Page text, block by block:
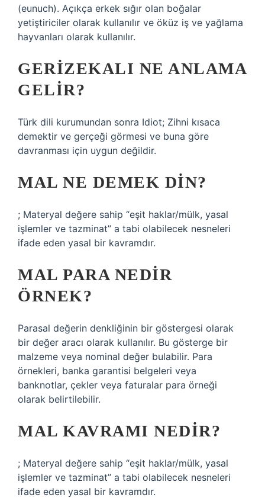
(eunuch). Açıkça erkek sığır olan boğalar
yetiştiriciler olarak kullanılır ve öküz iş ve yağlama
hayvanları olarak kullanılır.
GERIZEKALI NE ANLAMA
GELIR?
Türk dili kurumundan sonra Idiot; Zihni kısaca
demektir ve gerçeği görmesi ve buna göre
davranması için uygun değildir.
MAL NE DEMEK DIN?
; Materyal değere sahip “eşit haklar/mülk, yasal
işlemler ve tazminat” a tabi olabilecek nesneleri
ifade eden yasal bir kavramdır.
MAL PARA NEDIR
ÖRNEK?
Parasal değerin denkliğinin bir göstergesi olarak
bir değer aracı olarak kullanılır. Bu gösterge bir
malzeme veya nominal değer bulabilir. Para
örnekleri, banka garantisi belgeleri veya
banknotlar, çekler veya faturalar para örneği
olarak belirtilebilir.
MAL KAVRAMI NEDIR?
; Materyal değere sahip “eşit haklar/mülk, yasal
işlemler ve tazminat” a tabi olabilecek nesneleri
ifade eden yasal bir kavramdır.